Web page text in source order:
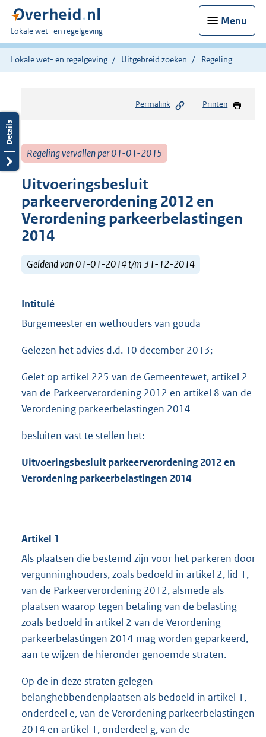
Menu
U
bent
hier:
Lokale wet- en regelgeving
Lokale wet- en regelgeving Uitgebreid zoeken Regeling
Permalink Printen
Regeling vervallen per 01-01-2015
Uitvoeringsbesluit
parkeerverordening 2012 en
Verordening parkeerbelastingen
2014
Geldend van 01-01-2014 t/m 31-12-2014
Intitulé
Burgemeester en wethouders van gouda
Gelezen het advies d.d. 10 december 2013;
Gelet op artikel 225 van de Gemeentewet, artikel 2
van de Parkeerverordening 2012 en artikel 8 van de
Verordening parkeerbelastingen 2014
besluiten vast te stellen het:
Uitvoeringsbesluit parkeerverordening 2012 en
Verordening parkeerbelastingen 2014
Artikel 1
Als plaatsen die bestemd zijn voor het parkeren door
vergunninghouders, zoals bedoeld in artikel 2, lid 1,
van de Parkeerverordening 2012, alsmede als
plaatsen waarop tegen betaling van de belasting
zoals bedoeld in artikel 2 van de Verordening
parkeerbelastingen 2014 mag worden geparkeerd,
aan te wijzen de hieronder genoemde straten.
Op de in deze straten gelegen
belanghebbendenplaatsen als bedoeld in artikel 1,
onderdeel e, van de Verordening parkeerbelastingen
2014 en artikel 1, onderdeel g, van de